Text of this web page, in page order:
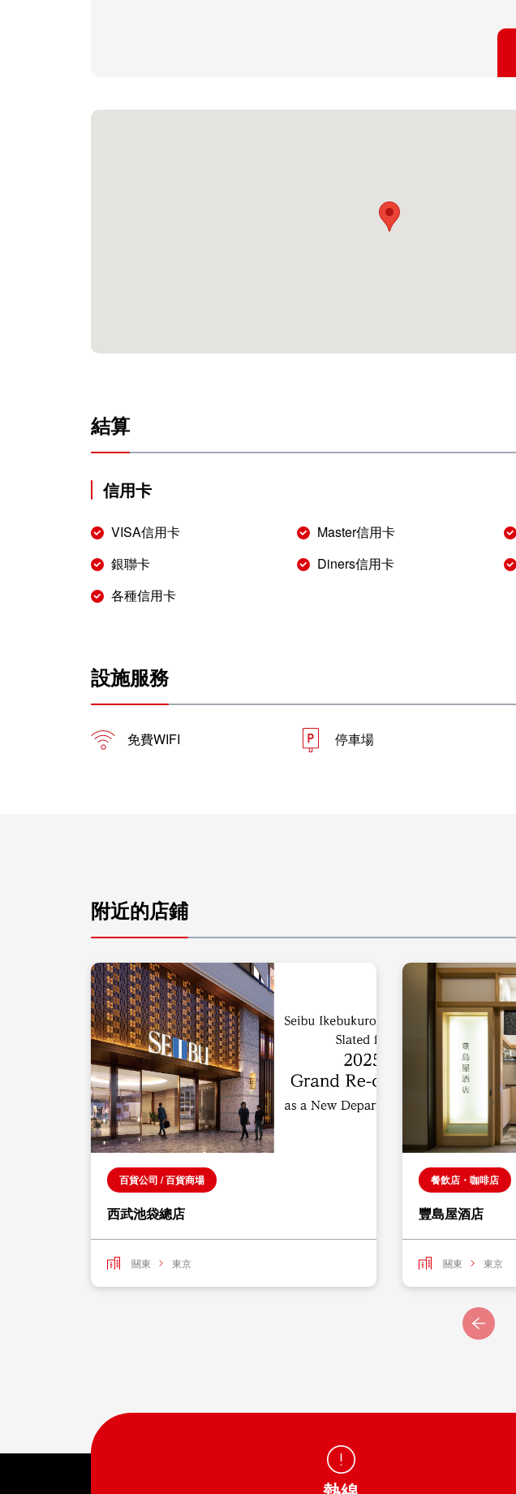
結算
信用卡
VISA信用卡 Master信用卡
銀聯卡
Diners信用卡
各種信用卡
設施服務
免費WIFI 停車場
附近的店鋪
百貨公司 / 百貨商場
西武池袋總店
關東 東京
餐飲店・咖啡店
豐島屋酒店
關東 東京